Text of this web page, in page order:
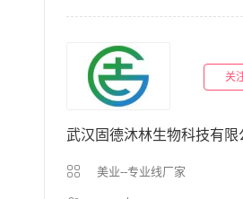
关
武汉固德沐林生物科技有限
美业--专业线厂家